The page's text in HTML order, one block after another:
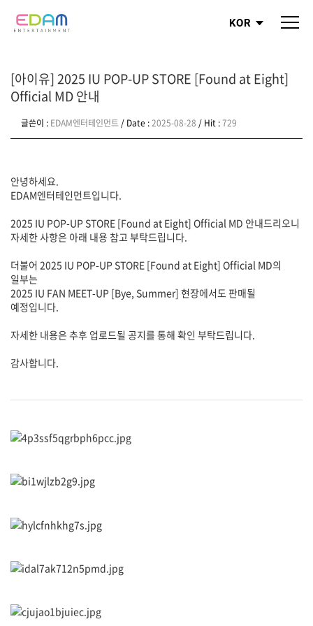
KOR
[아이유] 2025 IU POP-UP STORE [Found at Eight]
Official MD 안내
글쓴이 : EDAM엔터테인먼트 / Date :2025-08-28 / Hit :729
안녕하세요.
EDAM엔터테인먼트입니다.
2025 IU POP-UP STORE [Found at Eight] Official MD 안내드리오니
자세한 사항은 아래 내용 참고 부탁드립니다.
더불어 2025 IU POP-UP STORE [Found at Eight] Official MD의
일부는
2025 IU FAN MEET-UP [Bye, Summer] 현장에서도 판매될
예정입니다.
자세한 내용은 추후 업로드될 공지를 통해 확인 부탁드립니다.
감사합니다.